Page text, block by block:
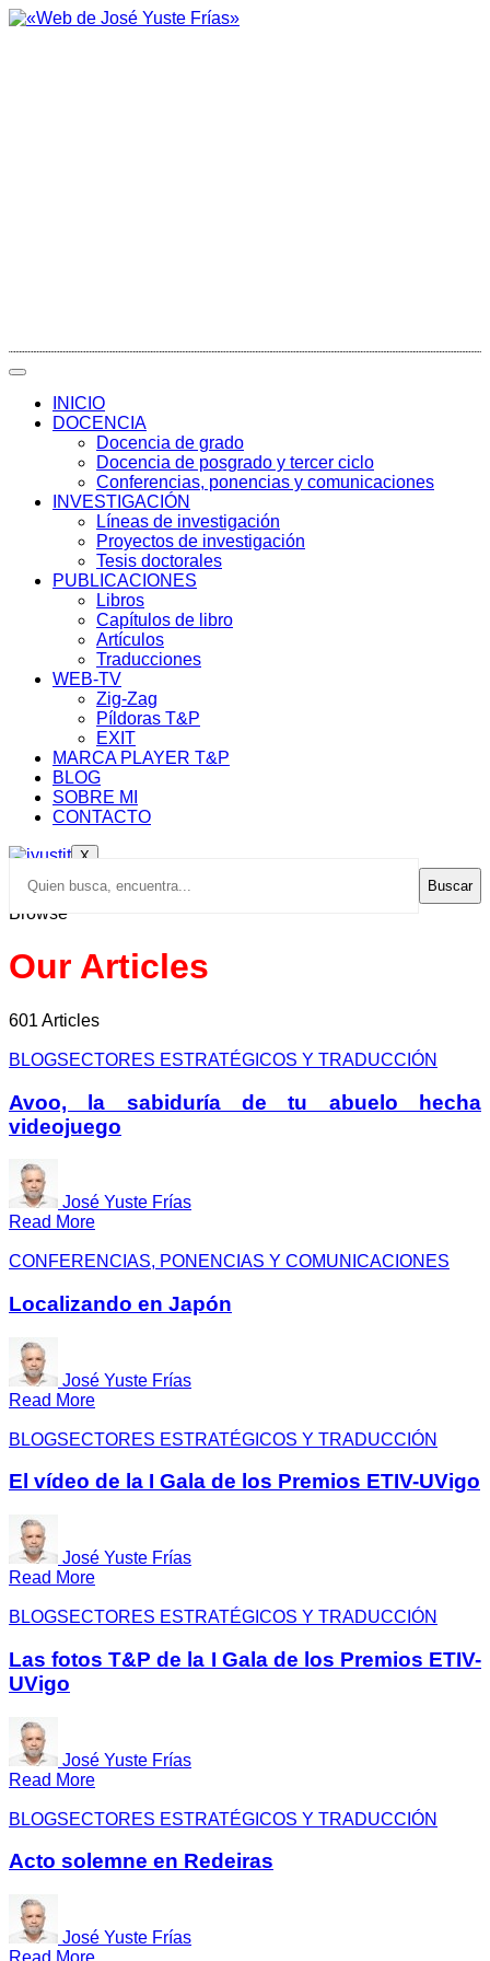
INICIO
DOCENCIA
Docencia de grado
Docencia de posgrado y tercer ciclo
Conferencias, ponencias y comunicaciones
INVESTIGACIÓN
Líneas de investigación
Proyectos de investigación
Tesis doctorales
PUBLICACIONES
Libros
Capítulos de libro
Artículos
Traducciones
WEB-TV
Zig-Zag
Píldoras T&P
EXIT
MARCA PLAYER T&P
BLOG
SOBRE MI
CONTACTO
X
Buscar
Browse
Our Articles
601 Articles
BLOGSECTORES ESTRATÉGICOS Y TRADUCCIÓN
Avoo, la sabiduría de tu abuelo hecha
videojuego
José Yuste Frías
Read More
CONFERENCIAS, PONENCIAS Y COMUNICACIONES
Localizando en Japón
José Yuste Frías
Read More
BLOGSECTORES ESTRATÉGICOS Y TRADUCCIÓN
El vídeo de la I Gala de los Premios ETIV-UVigo
José Yuste Frías
Read More
BLOGSECTORES ESTRATÉGICOS Y TRADUCCIÓN
Las fotos T&P de la I Gala de los Premios ETIV-
UVigo
José Yuste Frías
Read More
BLOGSECTORES ESTRATÉGICOS Y TRADUCCIÓN
Acto solemne en Redeiras
José Yuste Frías
Read More